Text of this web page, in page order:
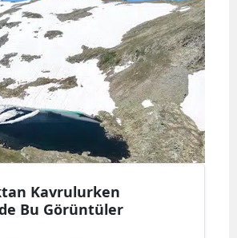
Çankırı
Çorum
Denizli
Diyarbakır
Edirne
Erzincan
Kavrulurken
Bu Görüntüler